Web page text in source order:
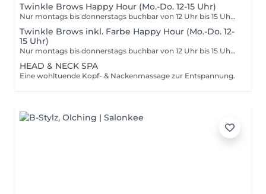
Twinkle Brows Happy Hour (Mo.-Do. 12-15 Uhr)
Nur montags bis donnerstags buchbar von 12 Uhr bis 15 Uhr. Der Rabatt gilt nur wenn der Termin innerhalb der angegeben Zeit stattfindet. Bei Buchung außerhalb der Zeiten wird der normale Preis berechnet.
Twinkle Brows inkl. Farbe Happy Hour (Mo.-Do. 12-
15 Uhr)
Nur montags bis donnerstags buchbar von 12 Uhr bis 15 Uhr. Der Rabatt gilt nur wenn der Termin innerhalb der angegeben Zeit stattfindet. Bei Buchung außerhalb der Zeiten wird der normale Preis berechnet.
HEAD & NECK SPA
Eine wohltuende Kopf- & Nackenmassage zur Entspannung.